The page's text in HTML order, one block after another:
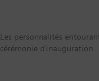
Les personnalités
cérémonie d'inauguration